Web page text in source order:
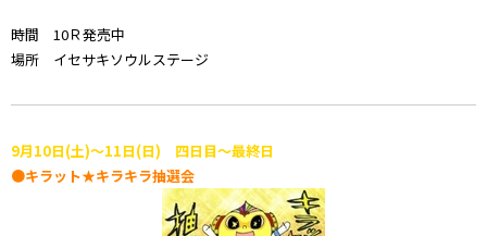
時間 10Ｒ発売中
場所 イセサキソウルステージ
9月10日(土)～11日(日) 四日目～最終日
●キラット★キラキラ抽選会